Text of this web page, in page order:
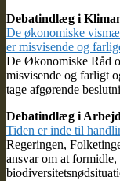
Debatindlæg i
De økonomiske
er misvisende og
De Økonomiske Råd
misvisende og farligt
tage afgørende
Debatindlæg i
Tiden er inde til
Regeringen,
ansvar om at